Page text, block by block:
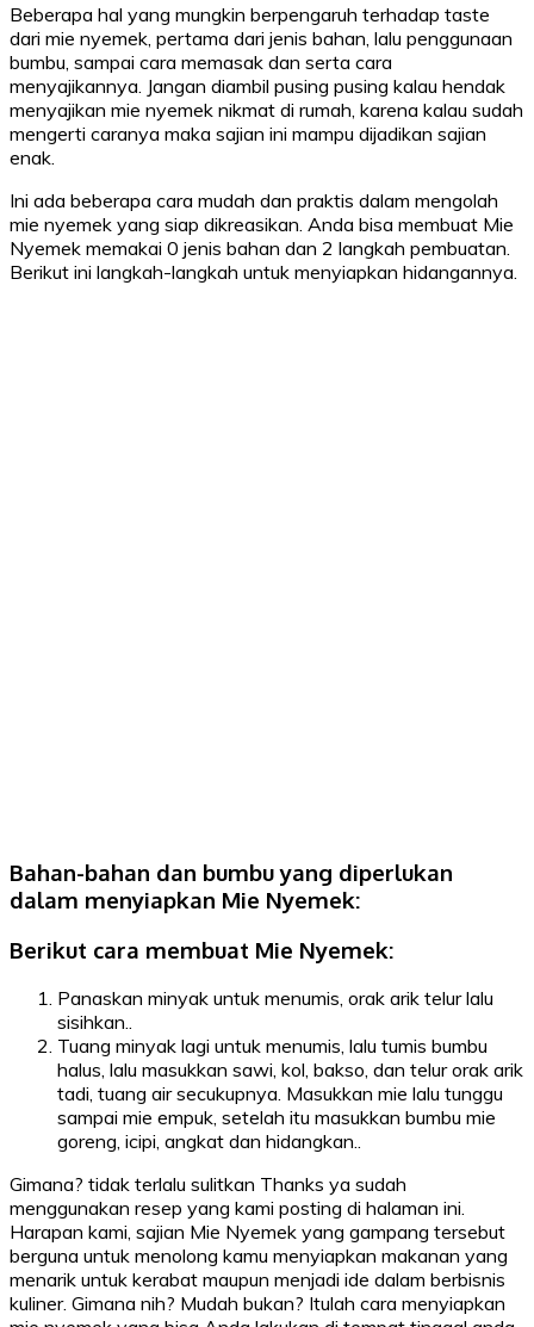
Beberapa hal yang mungkin berpengaruh terhadap taste
dari mie nyemek, pertama dari jenis bahan, lalu penggunaan
bumbu, sampai cara memasak dan serta cara
menyajikannya. Jangan diambil pusing pusing kalau hendak
menyajikan mie nyemek nikmat di rumah, karena kalau sudah
mengerti caranya maka sajian ini mampu dijadikan sajian
enak.
Ini ada beberapa cara mudah dan praktis dalam mengolah
mie nyemek yang siap dikreasikan. Anda bisa membuat Mie
Nyemek memakai 0 jenis bahan dan 2 langkah pembuatan.
Berikut ini langkah-langkah untuk menyiapkan hidangannya.
Bahan-bahan dan bumbu yang diperlukan
dalam menyiapkan Mie Nyemek:
Berikut cara membuat Mie Nyemek:
Panaskan minyak untuk menumis, orak arik telur lalu
sisihkan..
Tuang minyak lagi untuk menumis, lalu tumis bumbu
halus, lalu masukkan sawi, kol, bakso, dan telur orak arik
tadi, tuang air secukupnya. Masukkan mie lalu tunggu
sampai mie empuk, setelah itu masukkan bumbu mie
goreng, icipi, angkat dan hidangkan..
Gimana? tidak terlalu sulitkan Thanks ya sudah
menggunakan resep yang kami posting di halaman ini.
Harapan kami, sajian Mie Nyemek yang gampang tersebut
berguna untuk menolong kamu menyiapkan makanan yang
menarik untuk kerabat maupun menjadi ide dalam berbisnis
kuliner. Gimana nih? Mudah bukan? Itulah cara menyiapkan